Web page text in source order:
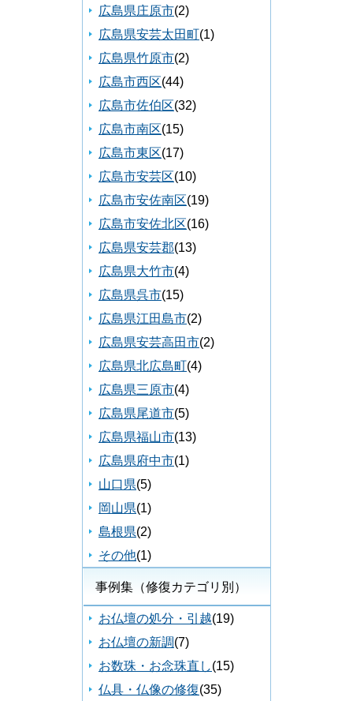
広島県庄原市(2)
広島県安芸太田町(1)
広島県竹原市(2)
広島市西区(44)
広島市佐伯区(32)
広島市南区(15)
広島市東区(17)
広島市安芸区(10)
広島市安佐南区(19)
広島市安佐北区(16)
広島県安芸郡(13)
広島県大竹市(4)
広島県呉市(15)
広島県江田島市(2)
広島県安芸高田市(2)
広島県北広島町(4)
広島県三原市(4)
広島県尾道市(5)
広島県福山市(13)
広島県府中市(1)
山口県(5)
岡山県(1)
島根県(2)
その他(1)
事例集（修復カテゴリ別）
お仏壇の処分・引越(19)
お仏壇の新調(7)
お数珠・お念珠直し(15)
仏具・仏像の修復(35)